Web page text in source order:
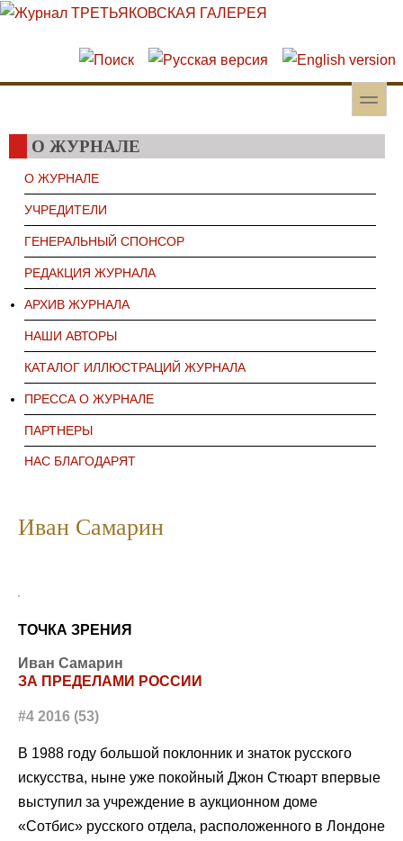
Перейти к основному содержанию
Skip to search
toggle
О ЖУРНАЛЕ
О ЖУРНАЛЕ
УЧРЕДИТЕЛИ
ГЕНЕРАЛЬНЫЙ СПОНСОР
РЕДАКЦИЯ ЖУРНАЛА
АРХИВ ЖУРНАЛА
НАШИ АВТОРЫ
КАТАЛОГ ИЛЛЮСТРАЦИЙ ЖУРНАЛА
ПРЕССА О ЖУРНАЛЕ
ПАРТНЕРЫ
НАС БЛАГОДАРЯТ
Иван Самарин
ТОЧКА ЗРЕНИЯ
Иван Самарин
ЗА ПРЕДЕЛАМИ РОССИИ
#4 2016 (53)
В 1988 году большой поклонник и знаток русского
искусства, ныне уже покойный Джон Стюарт впервые
выступил за учреждение в аукционном доме
«Сотбис» русского отдела, расположенного в Лондоне